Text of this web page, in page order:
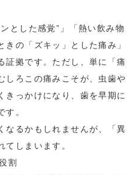
とした感覚”」「熱い飲み物
の「ズキッ」とした痛み」
証拠です。ただし、単に「痛
しろこの痛みこそが、虫歯や
きっかけになり、歯を早期に
す。
なるかもしれませんが、「異
てしまいます。
割